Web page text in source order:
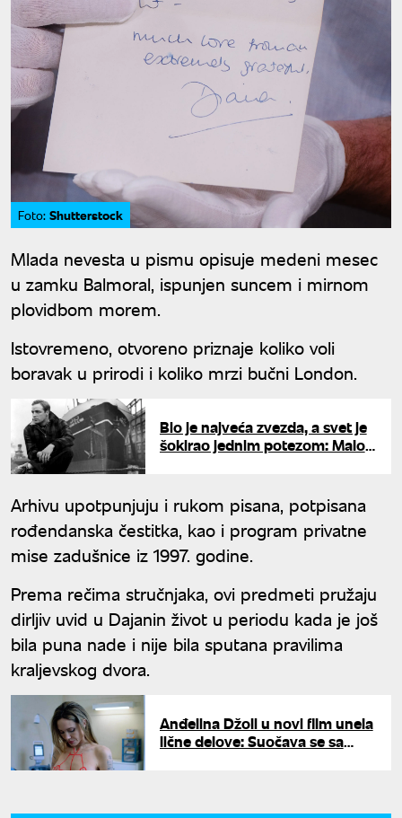
Foto: Shutterstock
Mlada nevesta u pismu opisuje medeni mesec
u zamku Balmoral, ispunjen suncem i mirnom
plovidbom morem.
Istovremeno, otvoreno priznaje koliko voli
boravak u prirodi i koliko mrzi bučni London.
Bio je najveća zvezda, a svet je
šokirao jednim potezom: Malo
Arhivu upotpunjuju i rukom pisana, potpisana
rođendanska čestitka, kao i program privatne
mise zadušnice iz 1997. godine.
Prema rečima stručnjaka, ovi predmeti pružaju
dirljiv uvid u Dajanin život u periodu kada je još
bila puna nade i nije bila sputana pravilima
kraljevskog dvora.
Anđelina Džoli u novi film unela
lične delove: Suočava se sa